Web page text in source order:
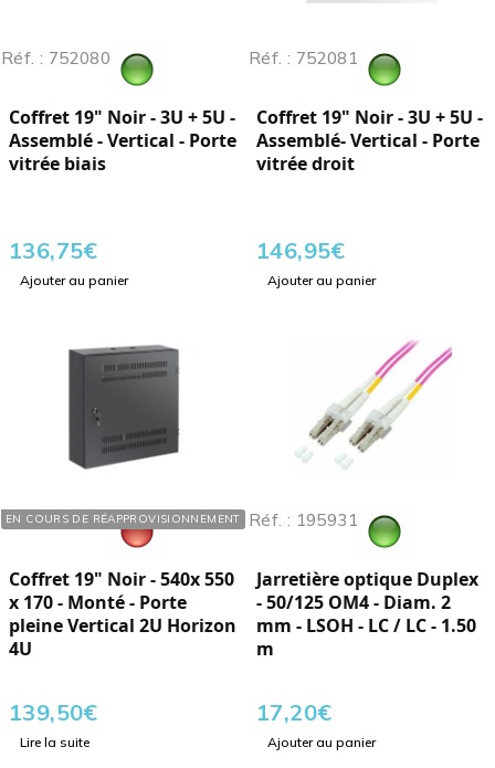
Réf. : 752080
Coffret 19" Noir - 3U + 5U -
Assemblé - Vertical - Porte
vitrée biais
136,75€
Ajouter au panier
Réf. : 752081
Coffret 19" Noir - 3U + 5U -
Assemblé- Vertical - Porte
vitrée droit
146,95€
Ajouter au panier
EN COURS DE RÉAPPROVISIONNEMENT
Réf. : 752087
Coffret 19" Noir - 540x 550
x 170 - Monté - Porte
pleine Vertical 2U Horizon
4U
139,50€
Lire la suite
Réf. : 195931
Jarretière optique Duplex
- 50/125 OM4 - Diam. 2
mm - LSOH - LC / LC - 1.50
m
17,20€
Ajouter au panier